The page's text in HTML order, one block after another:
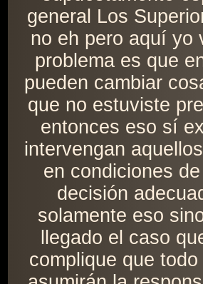
general Los
no eh pero aquí yo
problema es que
pueden cambiar
que no estuviste
entonces eso sí
intervengan
en condiciones
decisión
solamente eso
llegado el caso
complique que